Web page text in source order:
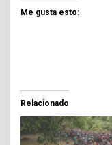
Me gusta esto:
Relacionado